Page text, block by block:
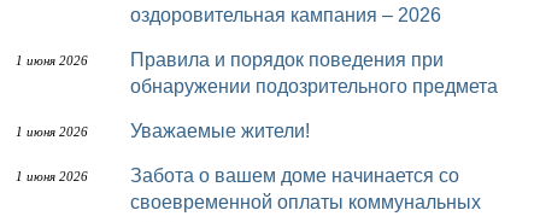
оздоровительная кампания – 2026
1 июня 2026
Правила и порядок поведения при
обнаружении подозрительного предмета
1 июня 2026 Уважаемые жители!
1 июня 2026
Забота о вашем доме начинается со
своевременной оплаты коммунальных